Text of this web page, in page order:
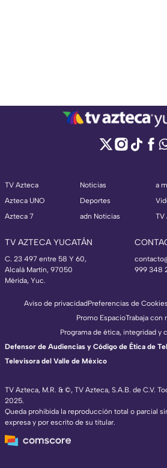
TV Azteca
Azteca UNO
Azteca 7
Noticias
Deportes
adn Noticias
a
TV
TV AZTECA YUCATÁN
C. 23 497 entre 58 Y 60,
Alcalá Martín, 97050
Mérida, Yuc.
999 348
TV Azteca, M.R. & ©, TV Azteca, S.A.B. de C.V.
2025.
Queda prohibida la reproducción total o parcial
expresa y por escrito de su titular.
Aviso de privacidadPreferencias de Cookies
Promo EspacioTrabaja con
Programa de ética, integridad y
Defensor de Audiencias y Código de Ética de
Televisora del Valle de México